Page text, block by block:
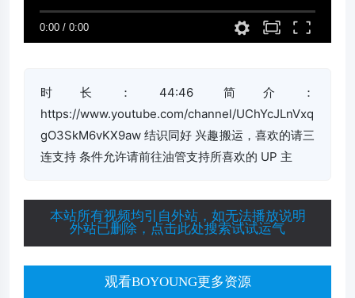
时长：44:46 简介：
https://www.youtube.com/channel/UChYcJLnVxq
gO3SkM6vKX9aw 结识同好 兴趣搬运，喜欢的请三
连支持 条件允许请前往油管支持所喜欢的 UP 主
本站所有视频均引自外站，如无法播放说明
外站已删除，点击此处搜索试试运气
观看BOYOUNG更多资源